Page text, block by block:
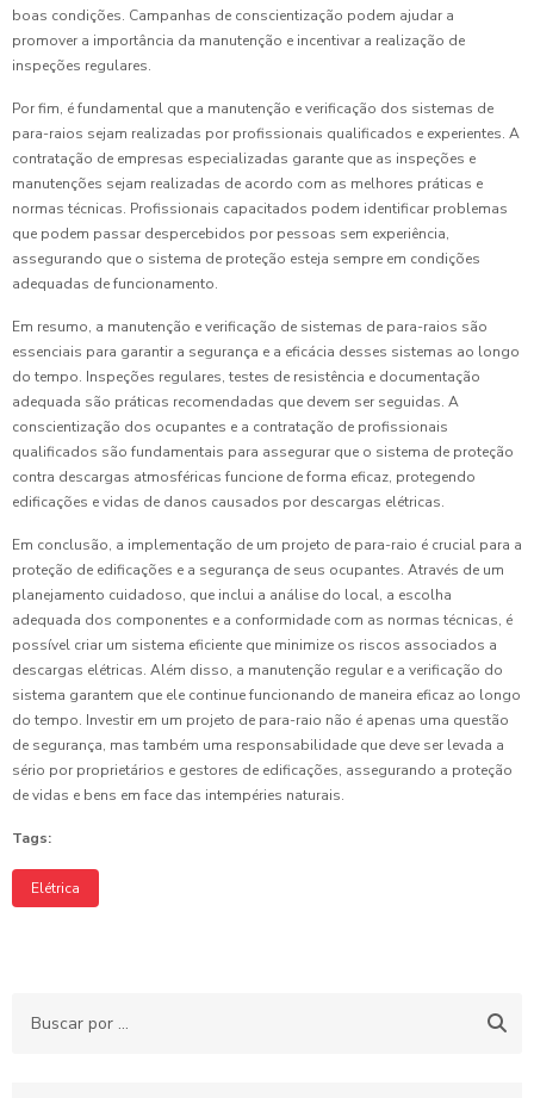
boas condições. Campanhas de conscientização podem ajudar a
promover a importância da manutenção e incentivar a realização de
inspeções regulares.
Por fim, é fundamental que a manutenção e verificação dos sistemas de
para-raios sejam realizadas por profissionais qualificados e experientes. A
contratação de empresas especializadas garante que as inspeções e
manutenções sejam realizadas de acordo com as melhores práticas e
normas técnicas. Profissionais capacitados podem identificar problemas
que podem passar despercebidos por pessoas sem experiência,
assegurando que o sistema de proteção esteja sempre em condições
adequadas de funcionamento.
Em resumo, a manutenção e verificação de sistemas de para-raios são
essenciais para garantir a segurança e a eficácia desses sistemas ao longo
do tempo. Inspeções regulares, testes de resistência e documentação
adequada são práticas recomendadas que devem ser seguidas. A
conscientização dos ocupantes e a contratação de profissionais
qualificados são fundamentais para assegurar que o sistema de proteção
contra descargas atmosféricas funcione de forma eficaz, protegendo
edificações e vidas de danos causados por descargas elétricas.
Em conclusão, a implementação de um projeto de para-raio é crucial para a
proteção de edificações e a segurança de seus ocupantes. Através de um
planejamento cuidadoso, que inclui a análise do local, a escolha
adequada dos componentes e a conformidade com as normas técnicas, é
possível criar um sistema eficiente que minimize os riscos associados a
descargas elétricas. Além disso, a manutenção regular e a verificação do
sistema garantem que ele continue funcionando de maneira eficaz ao longo
do tempo. Investir em um projeto de para-raio não é apenas uma questão
de segurança, mas também uma responsabilidade que deve ser levada a
sério por proprietários e gestores de edificações, assegurando a proteção
de vidas e bens em face das intempéries naturais.
Tags:
Elétrica